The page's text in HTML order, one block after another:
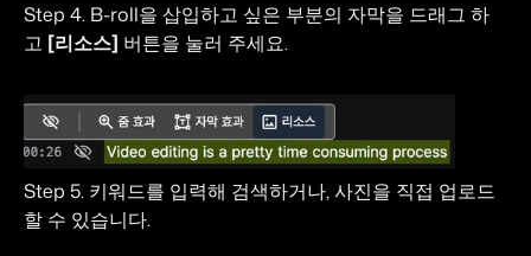
Step 4. B-roll을 삽입하고 싶은 부분의 자막을 드래그 하
고 [리소스] 버튼을 눌러 주세요.
Step 5. 키워드를 입력해 검색하거나, 사진을 직접 업로드
할 수 있습니다.